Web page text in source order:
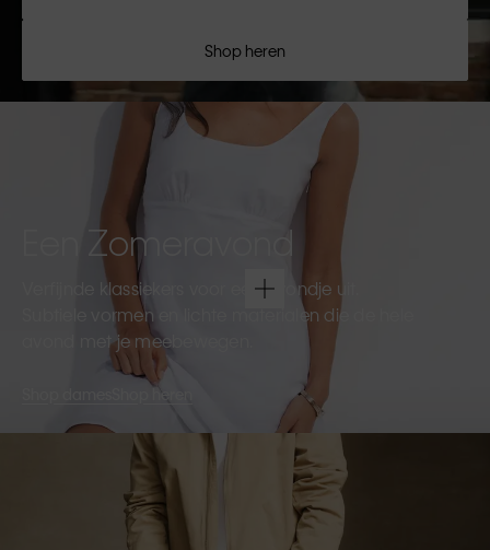
Shop heren
Een Zomeravond
Verfijnde klassiekers voor een avondje uit.
Subtiele vormen en lichte materialen die de hele
avond met je meebewegen.
Shop heren